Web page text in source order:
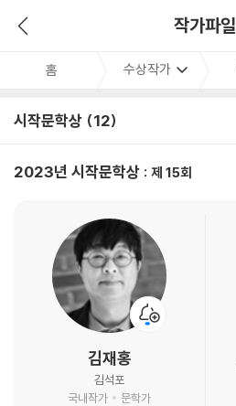
작가파일
홈 수상작가
시작문학상 (12)
2023년 시작문학상 제 15회
김재홍
김석포
국내작가
문학가